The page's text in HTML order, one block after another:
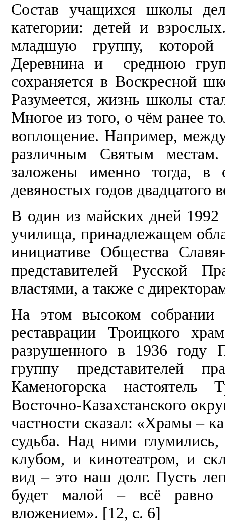
Состав учащихся школы
категории: детей и
младшую группу, которой
Деревнина и среднюю
сохраняется в Воскресной
Разумеется, жизнь школы
Многое из того, о чём ранее
воплощение. Например,
различным Святым
заложены именно тогда, в
девяностых годов двадцатого
В один из майских дней
училища, принадлежащем
инициативе Общества
представителей Русской
властями, а также с
На этом высоком собрании
реставрации Троицкого
разрушенного в 1936 году
группу представителей
Каменогорска настоятель
Восточно-Казахстанского
частности сказал: «Храмы –
судьба. Над ними
клубом, и кинотеатром, и
вид – это наш долг. Пусть
будет малой – всё равно
вложением». [12, с. 6]